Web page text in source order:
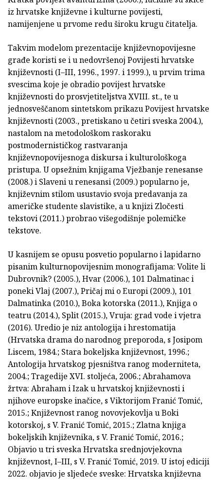
iz hrvatske književne i kulturne povijesti,
namijenjene u prvome redu široku krugu čitatelja.
Takvim modelom prezentacije književnopovijesne
građe koristi se i u nedovršenoj Povijesti hrvatske
književnosti (I–III, 1996., 1997. i 1999.), u prvim trima
svescima koje je obradio povijest hrvatske
književnosti do prosvjetiteljstva XVIII. st., te u
jednosveščanom sintetskom prikazu Povijest hrvatske
književnosti (2003., pretiskano u četiri sveska 2004.),
nastalom na metodološkom raskoraku
postmodernističkog rastvaranja
književnopovijesnoga diskursa i kulturološkoga
pristupa. U opsežnim knjigama Vježbanje renesanse
(2008.) i Slaveni u renesansi (2009.) popularno je,
književnim stilom usustavio svoja predavanja za
američke studente slavistike, a u knjizi Zločesti
tekstovi (2011.) probrao višegodišnje polemičke
tekstove.
U kasnijem se opusu posvetio popularno i lapidarno
pisanim kulturnopovijesnim monografijama: Volite li
Dubrovnik? (2005.), Hvar (2006.), 101 Dalmatinac i
poneki Vlaj (2007.), Pričaj mi o Europi (2009.), 101
Dalmatinka (2010.), Boka kotorska (2011.), Knjiga o
teatru (2014.), Split (2015.), Vruja: grad vode i vjetra
(2016). Uredio je niz antologija i hrestomatija
(Hrvatska drama do narodnog preporoda, s Josipom
Liscem, 1984.; Stara bokeljska književnost, 1996.;
Antologija hrvatskog pjesništva ranog moderniteta,
2004.; Tragedije XVI. stoljeća, 2006.; Abrahamova
žrtva: Abraham i Izak u hrvatskoj književnosti i
njihove europske inačice, s Viktorijom Franić Tomić,
2015.; Književnost ranog novovjekovlja u Boki
kotorskoj, s V. Franić Tomić, 2015.; Zlatna knjiga
bokeljskih književnika, s V. Franić Tomić, 2016.;
Objavio u tri sveska Hrvatska srednjovjekovna
književnost, I–III, s V. Franić Tomić, 2019. U istoj ediciji
2022. objavio je sljedeće sveske: Hrvatska književna